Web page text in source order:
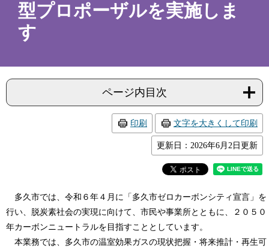
型プロポーザルを実施しま
す
ページ内目次
印刷 文字を大きくして印刷
更新日：2026年6月2日更新
多久市では、令和６年４月に「多久市ゼロカーボンシティ宣言」を
行い、脱炭素社会の実現に向けて、市民や事業所とともに、２０５０
年カーボンニュートラルを目指すこととしています。
本業務では、多久市の温室効果ガスの現状把握・将来推計・再生可